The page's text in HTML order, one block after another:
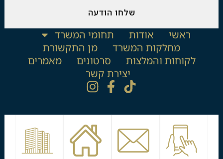
שלחו הודעה
ראשי אודות
תחומי המשרד
מחלקות המשרד
מן התקשורת
לקוחות והמלצות
סרטונים
מאמרים
יצירת קשר